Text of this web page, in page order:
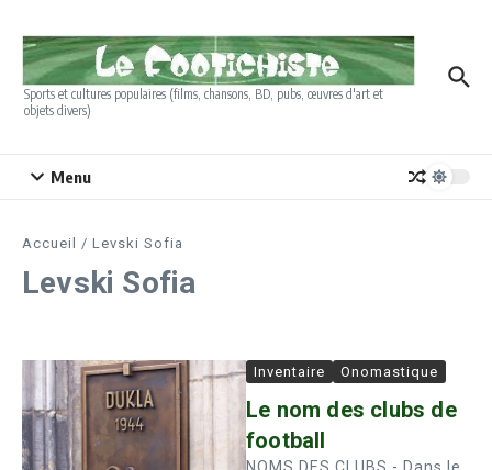
Sports et cultures populaires (films, chansons, BD, pubs, œuvres d'art et
objets divers)
Menu
Accueil / Levski Sofia
Levski Sofia
Inventaire Onomastique
Le nom des clubs de
football